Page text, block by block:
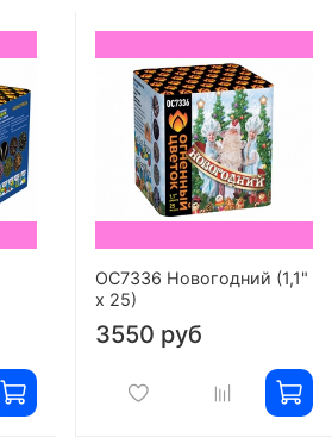
ОС7336 Новогодний (1,1"
х 25)
3550 руб